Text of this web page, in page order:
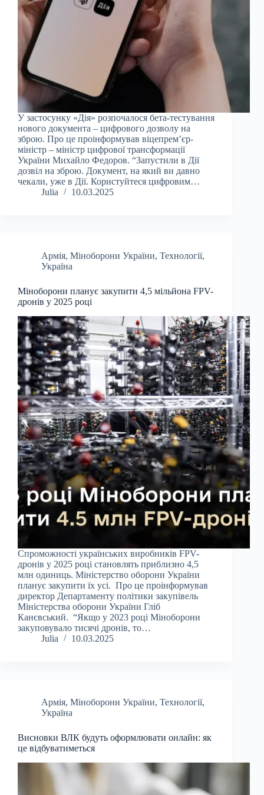
У застосунку «Дія» розпочалося бета-тестування
нового документа – цифрового дозволу на
зброю. Про це проінформував віцепрем’єр-
міністр – міністр цифрової трансформації
України Михайло Федоров. “Запустили в Дії
дозвіл на зброю. Документ, на який ви давно
чекали, уже в Дії. Користуйтеся цифровим…
Julia
10.03.2025
Армія, Міноборони України, Технології,
Україна
Міноборони планує закупити 4,5 мільйона FPV-
дронів у 2025 році
Спроможності українських виробників FPV-
дронів у 2025 році становлять приблизно 4,5
млн одиниць. Міністерство оборони України
планує закупити їх усі. Про це проінформував
директор Департаменту політики закупівель
Міністерства оборони України Гліб
Канєвський. “Якщо у 2023 році Міноборони
закуповувало тисячі дронів, то…
Julia
10.03.2025
Армія, Міноборони України, Технології,
Україна
Висновки ВЛК будуть оформлювати онлайн: як
це відбуватиметься